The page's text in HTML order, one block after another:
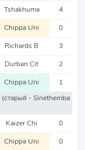
Tshakhuma 4
Chippa Uni 0
Richards B 3
Durban Cit 2
Chippa Uni
1
(старый - Sinethemba
Kaizer Chi 0
Chippa Uni 0